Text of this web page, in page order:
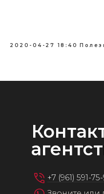
2020-04-27 18:40
+7 (961) 591-